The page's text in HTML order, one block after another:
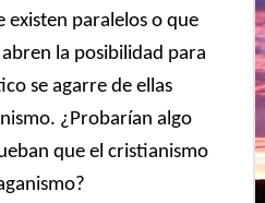
paralelos o que
la posibilidad para
se agarre de ellas
¿Probarían algo
que el cristianismo